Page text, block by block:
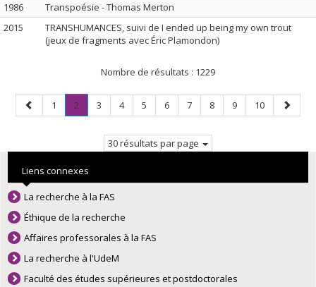
1986
Transpoésie - Thomas Merton
2015
TRANSHUMANCES, suivi de I ended up being my own trout
(jeux de fragments avec Éric Plamondon)
Nombre de résultats : 1229
Page
précédente
Page
1 Page
2
Page
Page
3 Page
4 Page
5 Page
6 Page
7 Page
8 Page
9 Page
10
Page
30 résultats par page
Liens connexes
La recherche à la FAS
Éthique de la recherche
Affaires professorales à la FAS
La recherche à l'UdeM
Faculté des études supérieures et postdoctorales